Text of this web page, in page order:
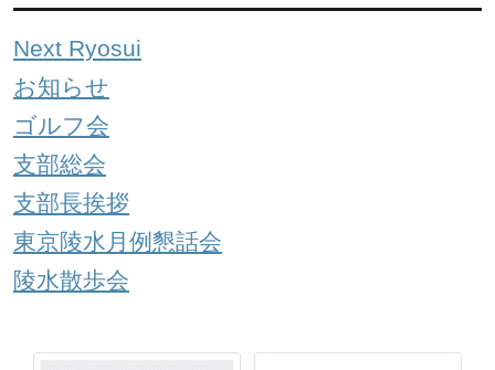
Next Ryosui
お知らせ
ゴルフ会
支部総会
支部長挨拶
東京陵水月例懇話会
陵水散歩会